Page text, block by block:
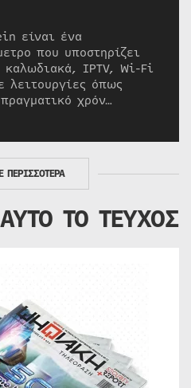
είναι ένα
που υποστηρίζει
καλωδιακά, IPTV, Wi-Fi
λειτουργίες όπως
χρόν…
ΠΕΡΙΣΣΟΤΕΡΑ
ΤΟ ΤΕΥΧΟΣ